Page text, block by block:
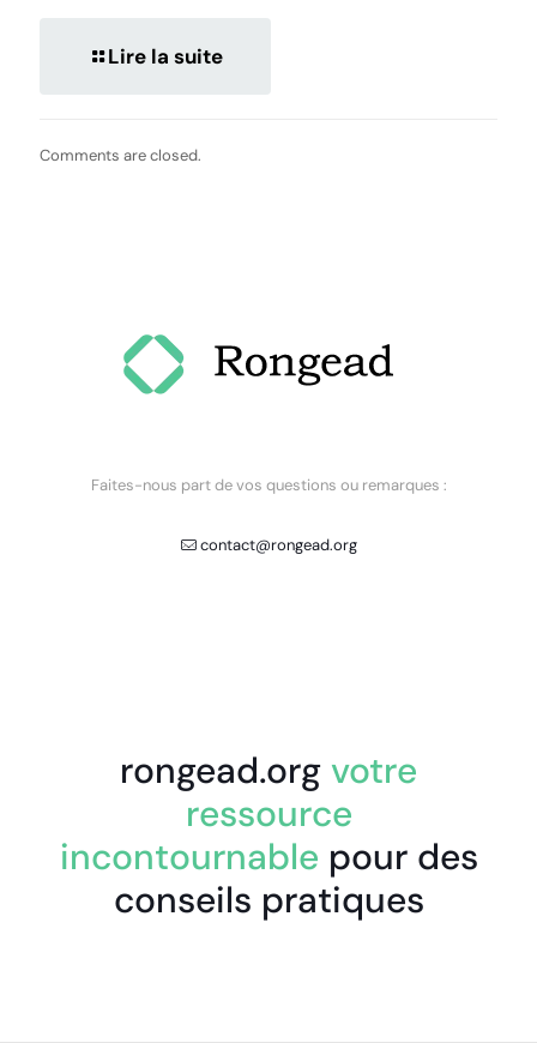
Lire la suite
Comments are closed.
Faites-nous part de vos questions ou remarques :
contact@rongead.org
rongead.org votre
ressource
incontournable pour des
conseils pratiques